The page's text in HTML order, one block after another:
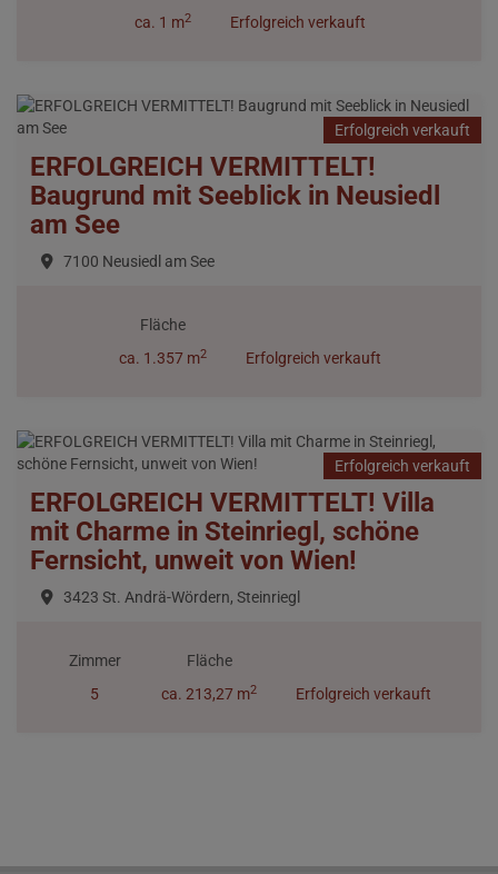
ca. 1 m2 Erfolgreich verkauft
Erfolgreich verkauft
ERFOLGREICH VERMITTELT!
Baugrund mit Seeblick in Neusiedl
am See
7100 Neusiedl am See
Fläche
ca. 1.357 m2 Erfolgreich verkauft
Erfolgreich verkauft
ERFOLGREICH VERMITTELT! Villa
mit Charme in Steinriegl, schöne
Fernsicht, unweit von Wien!
3423 St. Andrä-Wördern, Steinriegl
Zimmer
5
Fläche
ca. 213,27 m2 Erfolgreich verkauft